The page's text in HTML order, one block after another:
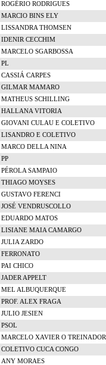
ROGÉRIO RODRIGUES
MARCIO BINS ELY
LISSANDRA THOMSEN
IDENIR CECCHIM
MARCELO SGARBOSSA
PL
CASSIÁ CARPES
GILMAR MAMARO
MATHEUS SCHILLING
HALLANA VITORIA
GIOVANI CULAU E COLETIVO
LISANDRO E COLETIVO
MARCO DELLA NINA
PP
PÉROLA SAMPAIO
THIAGO MOYSES
GUSTAVO FERENCI
JOSÉ VENDRUSCOLLO
EDUARDO MATOS
LISIANE MAIA CAMARGO
JULIA ZARDO
FERRONATO
PAI CHICO
JADER APPELT
MEL ALBUQUERQUE
PROF. ALEX FRAGA
JULIO JESIEN
PSOL
MARCELO XAVIER O TREINADOR
COLETIVO CUCA CONGO
ANY MORAES